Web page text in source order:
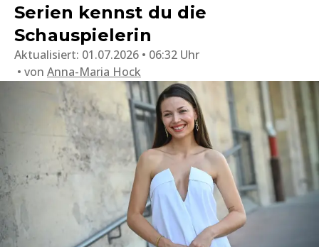
Serien kennst du die
Schauspielerin
Aktualisiert: 01.07.2026 • 06:32 Uhr
von Anna-Maria Hock